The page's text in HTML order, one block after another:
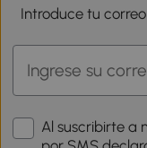
Introduce tu
Al suscribirte a